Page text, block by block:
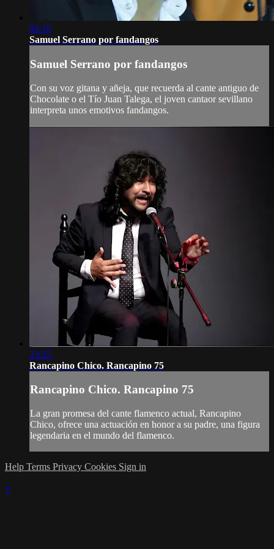
04:16
Samuel Serrano por fandangos
Samuel Serrano por fandangos
Con su voz gitana y añeja, que recuerda al cante antiguo de
Chocolate o el Tío Juan Talega, el joven cantaor sevillano
interpreta unos emotivos fandangos.
23:25
Rancapino Chico. Rancapino 75
Rancapino Chico. Rancapino 75
La gran promesa del cante flamenco actual, Rancapino
Chico, ofrece una actuación en honor a su padre, una figura
legendaria en el mundo del flamenco.
Help Terms Privacy Cookies Sign in
×